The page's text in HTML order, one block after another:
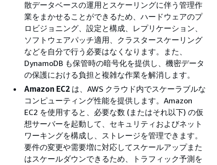
散データベースの運用とスケーリングに伴う管理作
業をまかせることができるため、ハードウェアのプ
ロビジョニング、設定と構成、レプリケーション、
ソフトウェアパッチ適用、クラスタースケーリング
などを自分で行う必要はなくなります。また、
DynamoDB も保管時の暗号化を提供し、機密データ
の保護における負担と複雑な作業を解消します。
Amazon EC2 は、AWS クラウド内でスケーラブルな
コンピューティング性能を提供します。Amazon
EC2 を使用すると、必要な数 (またはそれ以下) の仮
想サーバーを起動して、セキュリティおよびネット
ワーキングを構成し、ストレージを管理できます。
要件の変更や需要増に対応してスケールアップまた
はスケールダウンできるため、トラフィック予測を